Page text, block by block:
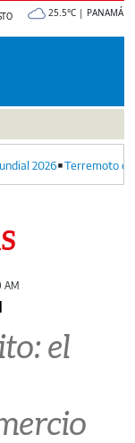
25.5°C | PANAMÁ
2026 Terremoto
AM
el